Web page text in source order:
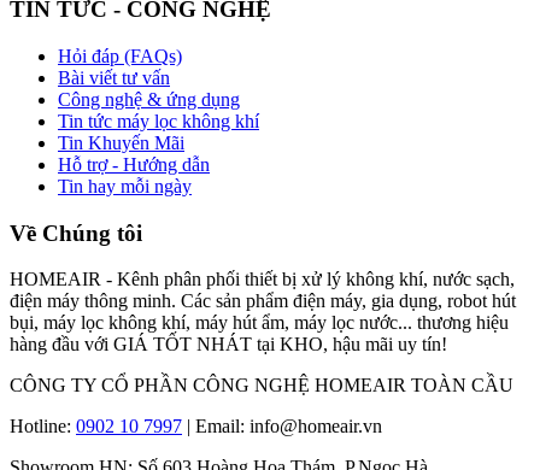
TIN TỨC - CÔNG NGHỆ
Hỏi đáp (FAQs)
Bài viết tư vấn
Công nghệ & ứng dụng
Tin tức máy lọc không khí
Tin Khuyến Mãi
Hỗ trợ - Hướng dẫn
Tin hay mỗi ngày
Về Chúng tôi
HOMEAIR - Kênh phân phối thiết bị xử lý không khí, nước sạch,
điện máy thông minh. Các sản phẩm điện máy, gia dụng, robot hút
bụi, máy lọc không khí, máy hút ẩm, máy lọc nước... thương hiệu
hàng đầu với GIÁ TỐT NHÁT tại KHO, hậu mãi uy tín!
CÔNG TY CỔ PHẦN CÔNG NGHỆ HOMEAIR TOÀN CẦU
Hotline: 0902 10 7997 | Email: info@homeair.vn